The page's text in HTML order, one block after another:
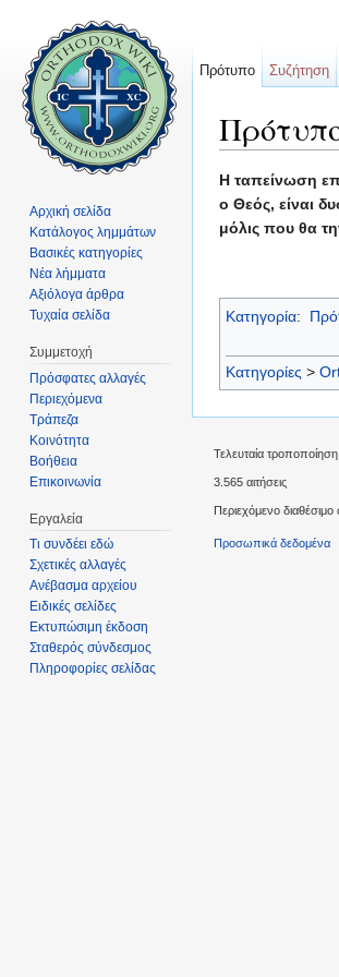
Η ταπείνωση
ο Θεός, είναι
μόλις που θα
Κατηγορία:
Κατηγορίες >
Πρότυπο Συζήτηση
Αρχική σελίδα
Κατάλογος λημμάτων
Βασικές κατηγορίες
Νέα λήμματα
Αξιόλογα άρθρα
Τυχαία σελίδα
Συμμετοχή
Πρόσφατες αλλαγές
Περιεχόμενα
Τράπεζα
Κοινότητα
Βοήθεια
Επικοινωνία
Εργαλεία
Τι συνδέει εδώ
Σχετικές αλλαγές
Ανέβασμα αρχείου
Ειδικές σελίδες
Εκτυπώσιμη έκδοση
Σταθερός σύνδεσμος
Πληροφορίες σελίδας
Τελευταία
3.565 αιτήσεις
Περιεχόμενο
Προσωπικά δεδομένα